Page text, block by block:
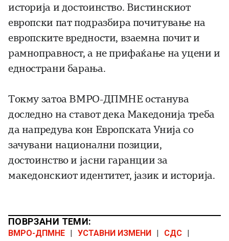
историја и достоинство. Вистинскиот
европски пат подразбира почитување на
европските вредности, взаемна почит и
рамноправност, а не прифаќање на уцени и
еднострани барања.
Токму затоа ВМРО-ДПМНЕ останува
доследно на ставот дека Македонија треба
да напредува кон Европската Унија со
зачувани национални позиции,
достоинство и јасни гаранции за
македонскиот идентитет, јазик и историја.
ПОВРЗАНИ ТЕМИ:
ВМРО-ДПМНЕ УСТАВНИ ИЗМЕНИ СДС